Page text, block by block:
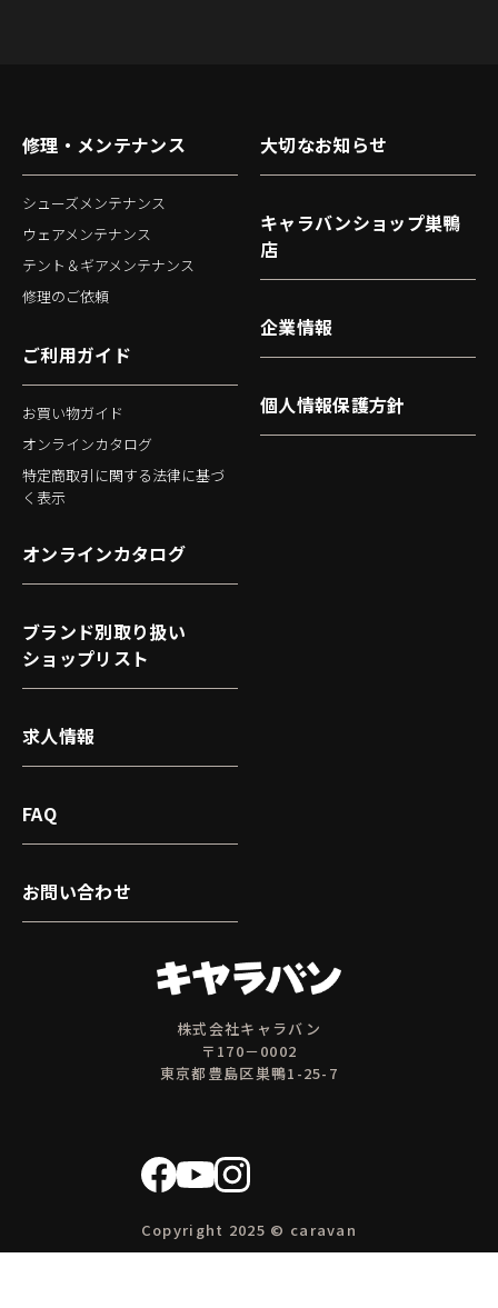
株式会社キャラバン
〒170－0002
東京都豊島区巣鴨1-25-7
Copyright 2025 © caravan
修理・メンテナンス
シューズメンテナンス
ウェアメンテナンス
テント＆ギアメンテナンス
修理のご依頼
ご利用ガイド
お買い物ガイド
オンラインカタログ
特定商取引に関する法律に基づ
く表示
大切なお知らせ
キャラバンショップ巣鴨
店
企業情報
個人情報保護方針
オンラインカタログ
ブランド別取り扱い
ショップリスト
求人情報
FAQ
お問い合わせ